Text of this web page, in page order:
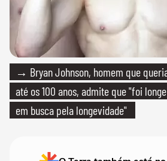
→ Bryan Johnson, homem que
até os 100 anos, admite que "foi longe
em busca pela longevidade"